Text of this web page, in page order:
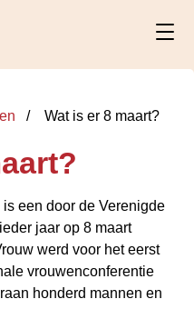
Wat is er 8 maart?
is een door de Verenigde
jaar op 8 maart
werd voor het eerst
vrouwenconferentie
honderd mannen en